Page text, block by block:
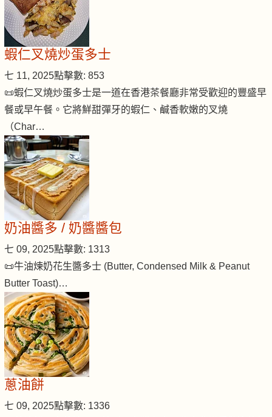
蝦仁叉燒炒蛋多士
七 11, 2025點擊數: 853
📜蝦仁叉燒炒蛋多士是一道在香港茶餐廳非常受歡迎的豐盛早
餐或早午餐。它將鮮甜彈牙的蝦仁、鹹香軟嫩的叉燒
（Char…
奶油醬多 / 奶醬醬包
七 09, 2025點擊數: 1313
📜牛油煉奶花生醬多士 (Butter, Condensed Milk & Peanut
Butter Toast)…
蔥油餅
七 09, 2025點擊數: 1336